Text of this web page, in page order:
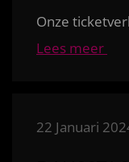
Onze
Lees meer
22 Januari